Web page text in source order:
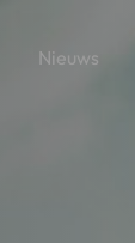
Nieuws